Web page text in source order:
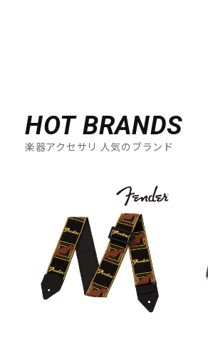
HOT BRANDS
楽器アクセサリ 人気のブランド